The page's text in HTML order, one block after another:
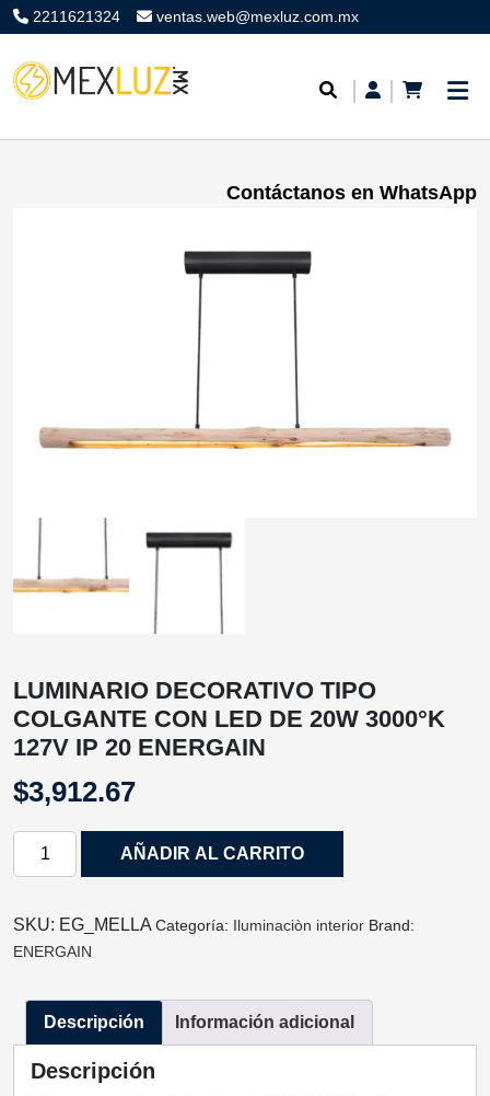
2211621324 ventas.web@mexluz.com.mx
Contáctanos en WhatsApp
LUMINARIO DECORATIVO TIPO
COLGANTE CON LED DE 20W 3000°K
127V IP 20 ENERGAIN
$3,912.67
LUMINARIO
COLGANTE
CON
DE
20W
3000°K
127V
AÑADIR AL CARRITO
SKU: EG_MELLA Categoría: Iluminaciòn interior Brand:
ENERGAIN
Descripción Información adicional
Descripción